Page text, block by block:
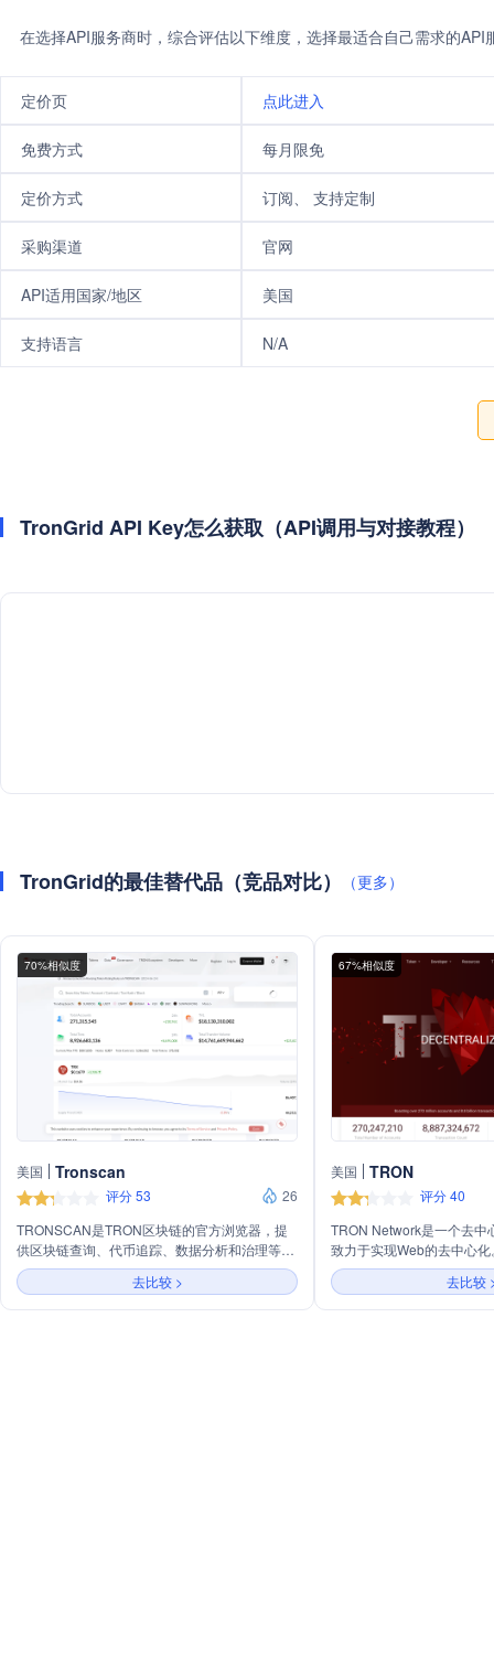
在选择API服务商时，综合评估以下维度，选择最适合自己需求的
定价页 点此进入
免费方式 每月限免
定价方式 订阅、 支持定制
采购渠道 官网
API适用国家/地区 美国
支持语言 N/A
TronGrid API Key怎么获取（API调用与对接教程）
TronGrid的最佳替代品（竞品对比） （更多）
70%相似度
美国 Tronscan
评分 53
26
TRONSCAN是TRON区块链的官方浏览器，提
供区块链查询、代币追踪、数据分析和治理等功
能。它支持用户连接钱包，查看账户信息、交易
记录和智能合约，同时提供TRON生态中的项目
和代币的实时数据和趋势分析。
去比较 >
67%相似度
美国 TRON
评分 40
TRON Network是一个去中
致力于实现Web的去中心
吐量、高可扩展性和高可
供了优于比特币和以太坊
TRON拥有快速增长的
去比较